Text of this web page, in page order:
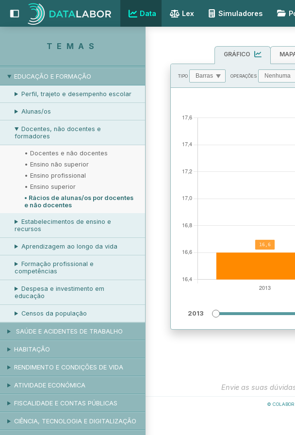
Data Lex Simuladores
TEMAS
REMUNERAÇÃO
RELAÇÕES LABORAIS
EDUCAÇÃO E FORMAÇÃO
Perfil, trajeto e desempenho escolar
Alunas/os
Docentes, não docentes e
formadores
• Docentes e não docentes
• Ensino não superior
• Ensino profissional
• Ensino superior
• Rácios de alunas/os por docentes
e não docentes
Estabelecimentos de ensino e
recursos
Aprendizagem ao longo da vida
Formação profissional e
competências
Despesa e investimento em
educação
Censos da população
SAÚDE E ACIDENTES DE TRABALHO
HABITAÇÃO
RENDIMENTO E CONDIÇÕES DE VIDA
ATIVIDADE ECONÓMICA
FISCALIDADE E CONTAS PÚBLICAS
CIÊNCIA, TECNOLOGIA E DIGITALIZAÇÃO
GRÁFICO
TIPO OPERAÇÕES
2013
Envie as suas
© COLABOR